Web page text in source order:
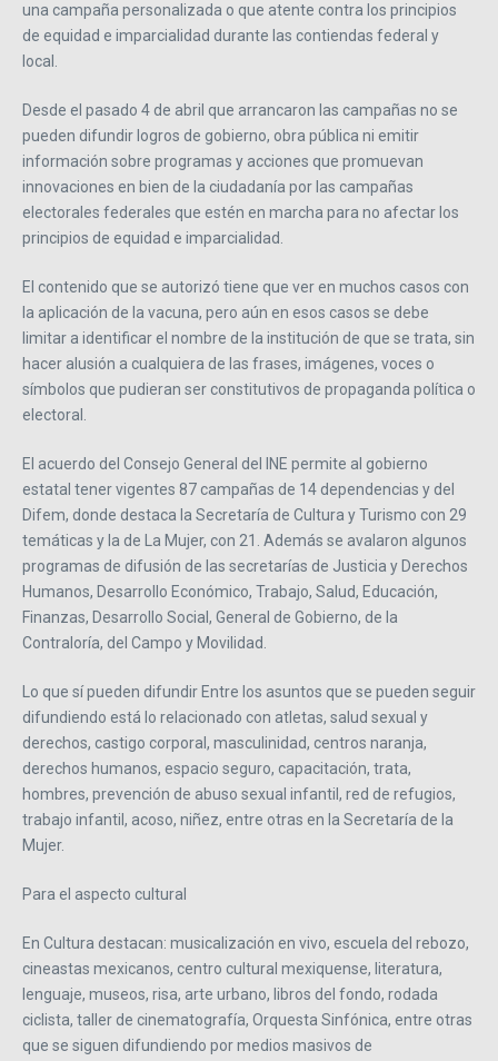
una campaña personalizada o que atente contra los principios
de equidad e imparcialidad durante las contiendas federal y
local.
​Desde el pasado 4 de abril que arrancaron las campañas no se
pueden difundir logros de gobierno, obra pública ni emitir
información sobre programas y acciones que promuevan
innovaciones en bien de la ciudadanía por las campañas
electorales federales que estén en marcha para no afectar los
principios de equidad e imparcialidad.
El contenido que se autorizó tiene que ver en muchos casos con
la aplicación de la vacuna, pero aún en esos casos se debe
limitar a identificar el nombre de la institución de que se trata, sin
hacer alusión a cualquiera de las frases, imágenes, voces o
símbolos que pudieran ser constitutivos de propaganda política o
electoral.
El acuerdo del Consejo General del INE permite al gobierno
estatal tener vigentes 87 campañas de 14 dependencias y del
Difem, donde destaca la Secretaría de Cultura y Turismo con 29
temáticas y la de La Mujer, con 21. Además se avalaron algunos
programas de difusión de las secretarías de Justicia y Derechos
Humanos, Desarrollo Económico, Trabajo, Salud, Educación,
Finanzas, Desarrollo Social, General de Gobierno, de la
Contraloría, del Campo y Movilidad.
Lo que sí pueden difundir Entre los asuntos que se pueden seguir
difundiendo está lo relacionado con atletas, salud sexual y
derechos, castigo corporal, masculinidad, centros naranja,
derechos humanos, espacio seguro, capacitación, trata,
hombres, prevención de abuso sexual infantil, red de refugios,
trabajo infantil, acoso, niñez, entre otras en la Secretaría de la
Mujer.
Para el aspecto cultural
En Cultura destacan: musicalización en vivo, escuela del rebozo,
cineastas mexicanos, centro cultural mexiquense, literatura,
lenguaje, museos, risa, arte urbano, libros del fondo, rodada
ciclista, taller de cinematografía, Orquesta Sinfónica, entre otras
que se siguen difundiendo por medios masivos de